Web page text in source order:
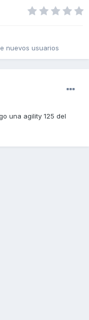
nuevos usuarios
una agility 125 del